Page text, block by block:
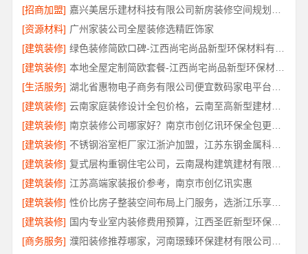
[招商加盟]
[资源材料] 广州家装公司全屋装修选精匠饰家
[建筑装修]
[建筑装修]
本地全屋定制简欧套餐-江西尚宅尚品新型环保材料有限公司
[生活服务]
[建筑装修]
云南家庭装修设计全包价格，云南至高新型建材有限公司性价比高
[建筑装修]
[建筑装修]
不锈钢浴室柜厂家江浙沪加盟，江苏东钢金属科技有限公司诚邀合作
[建筑装修]
[建筑装修] 江苏高端家装报价参考，南京市创亿讯实惠
[建筑装修]
性价比房子整装空间布局上门服务，选浙江乐享新材料有限公司
[建筑装修]
国内专业室内装修费用预算，江西圣匠新型环保材料有限公司
[商务服务]